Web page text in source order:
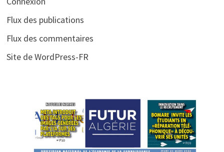
Flux des publications
Flux des commentaires
Site de WordPress-FR